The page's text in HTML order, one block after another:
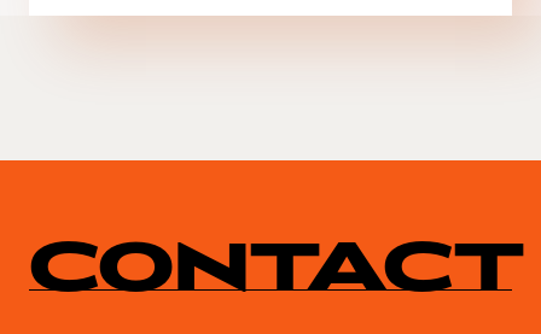
CONTACT